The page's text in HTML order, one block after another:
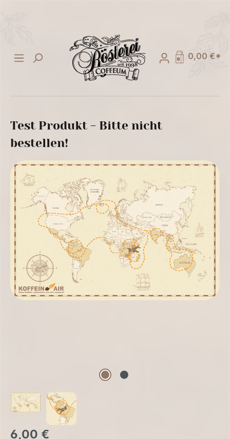
0,00 €*
Test Produkt - Bitte nicht
bestellen!
6,00 €